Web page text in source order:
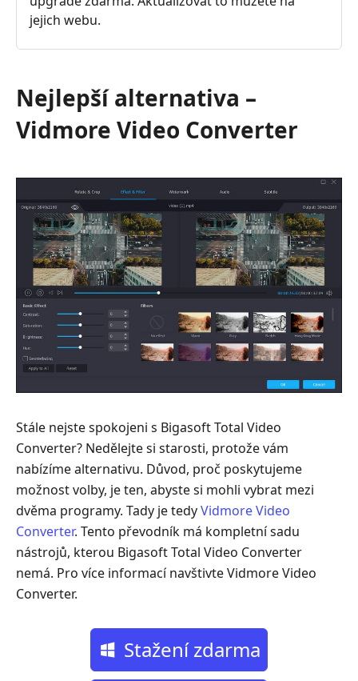
jejich webu.
Nejlepší alternativa –
Vidmore Video Converter
Stále nejste spokojeni s Bigasoft Total Video
Converter? Nedělejte si starosti, protože vám
nabízíme alternativu. Důvod, proč poskytujeme
možnost volby, je ten, abyste si mohli vybrat mezi
dvěma programy. Tady je tedyVidmore Video
Converter. Tento převodník má kompletní sadu
nástrojů, kterou Bigasoft Total Video Converter
nemá. Pro více informací navštivte Vidmore Video
Converter.
Stažení zdarma